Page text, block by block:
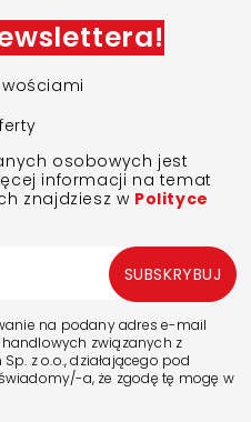
osobowych jest
informacji na temat
znajdziesz w Polityce
na podany adres e-mail
związanych z
z o.o., działającego pod
a, że zgodę tę mogę w
SUBSKRYBUJ